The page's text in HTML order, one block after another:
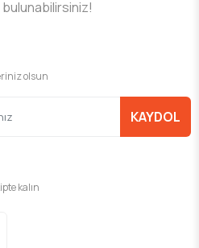
olsun
KAYDOL
kalın